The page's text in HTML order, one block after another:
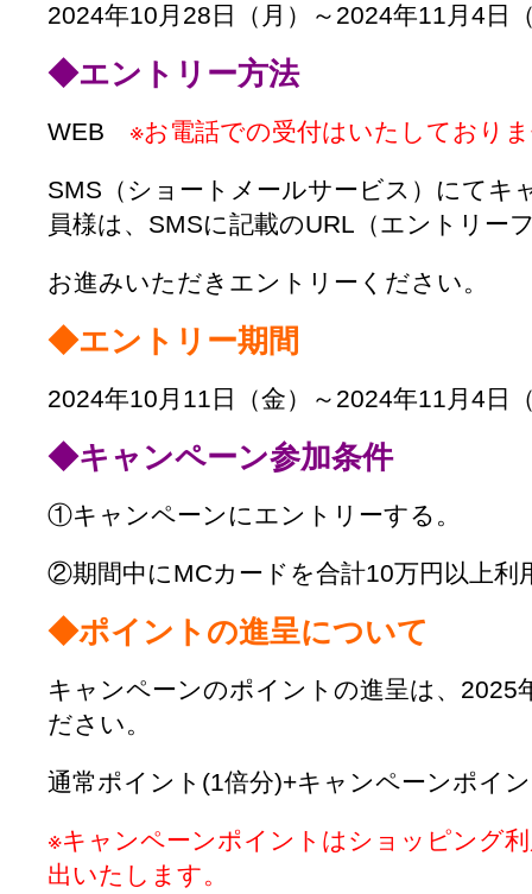
2024年10月28日（月）～2024年11月4日
◆エントリー方法
WEB ※お電話での受付はいたしており
SMS（ショートメールサービス）にてキ
員様は、SMSに記載のURL（エントリー
お進みいただきエントリーください。
◆エントリー期間
2024年10月11日（金）～2024年11月4日
◆キャンペーン参加条件
①キャンペーンにエントリーする。
②期間中にMCカードを合計10万円以上利
◆ポイントの進呈について
キャンペーンのポイントの進呈は、2025
ださい。
通常ポイント(1倍分)+キャンペーンポイ
※キャンペーンポイントはショッピング
出いたします。